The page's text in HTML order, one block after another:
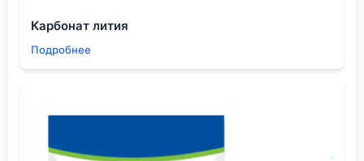
добавления — всё перепробовали.
Ключевым стало понимание, что активной
активность и селективность зависят от среды. Мы
Карбонат лития
Подробнее